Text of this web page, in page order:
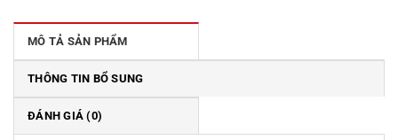
MÔ TẢ SẢN PHẨM
THÔNG TIN BỔ SUNG
ĐÁNH GIÁ (0)